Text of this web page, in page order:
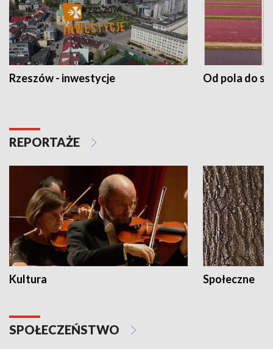
Rzeszów - inwestycje Od pola do
REPORTAŻE
Kultura Społeczne
SPOŁECZEŃSTWO